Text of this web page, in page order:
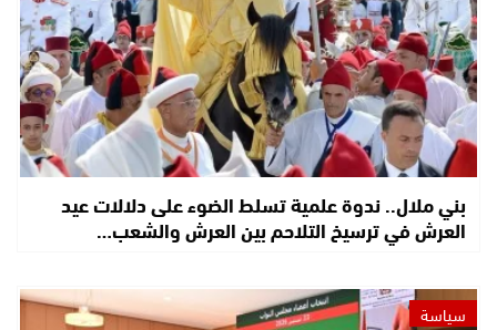
بني ملال.. ندوة علمية تسلط الضوء على دلالات عيد
العرش في ترسيخ التلاحم بين العرش والشعب…
سياسة